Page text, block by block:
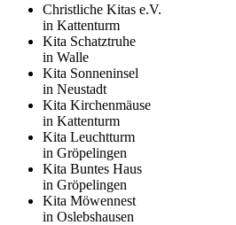
Christliche Kitas e.V.
in Kattenturm
Kita Schatztruhe
in Walle
Kita Sonneninsel
in Neustadt
Kita Kirchenmäuse
in Kattenturm
Kita Leuchtturm
in Gröpelingen
Kita Buntes Haus
in Gröpelingen
Kita Möwennest
in Oslebshausen